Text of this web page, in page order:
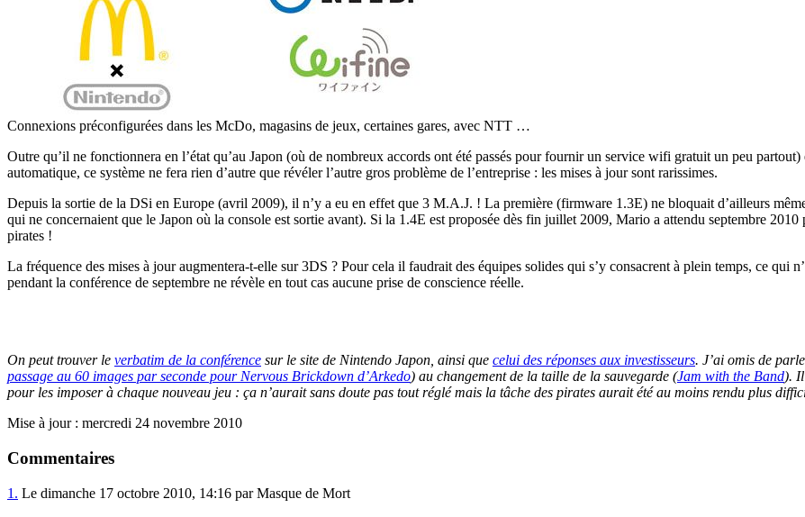
Connexions préconfigurées dans les McDo, magasins de jeux, certaines gares, avec NTT …
Outre qu’il ne fonctionnera en l’état qu’au Japon (où de nombreux accords ont été passés pour fournir un service wifi gratuit un peu
automatique, ce système ne fera rien d’autre que révéler l’autre gros problème de l’entreprise : les mises à jour sont rarissimes.
Depuis la sortie de la DSi en Europe (avril 2009), il n’y a eu en effet que 3 M.A.J. ! La première (firmware 1.3E) ne bloquait d’ailleurs
qui ne concernaient que le Japon où la console est sortie avant). Si la 1.4E est proposée dès fin juillet 2009, Mario a attendu septembre
pirates !
La fréquence des mises à jour augmentera-t-elle sur 3DS ? Pour cela il faudrait des équipes solides qui s’y consacrent à plein temps, ce qui
pendant la conférence de septembre ne révèle en tout cas aucune prise de conscience réelle.
On peut trouver le verbatim de la conférence sur le site de Nintendo Japon, ainsi que celui des réponses aux investisseurs. J’ai omis de
passage au 60 images par seconde pour Nervous Brickdown d’Arkedo) au changement de la taille de la sauvegarde (Jam with the Band).
pour les imposer à chaque nouveau jeu : ça n’aurait sans doute pas tout réglé mais la tâche des pirates aurait été au moins rendu plus
Mise à jour : mercredi 24 novembre 2010
Commentaires
1. Le dimanche 17 octobre 2010, 14:16 par Masque de Mort